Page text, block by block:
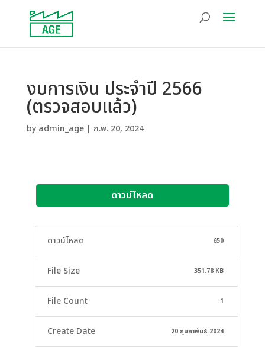
งบการเงิน ประจำปี 2566
(ตรวจสอบแล้ว)
by admin_age| ก.พ. 20, 2024
ดาวน์โหลด
ดาวน์โหลด 650
File Size 351.78 KB
File Count 1
Create Date 20 กุมภาพันธ์ 2024